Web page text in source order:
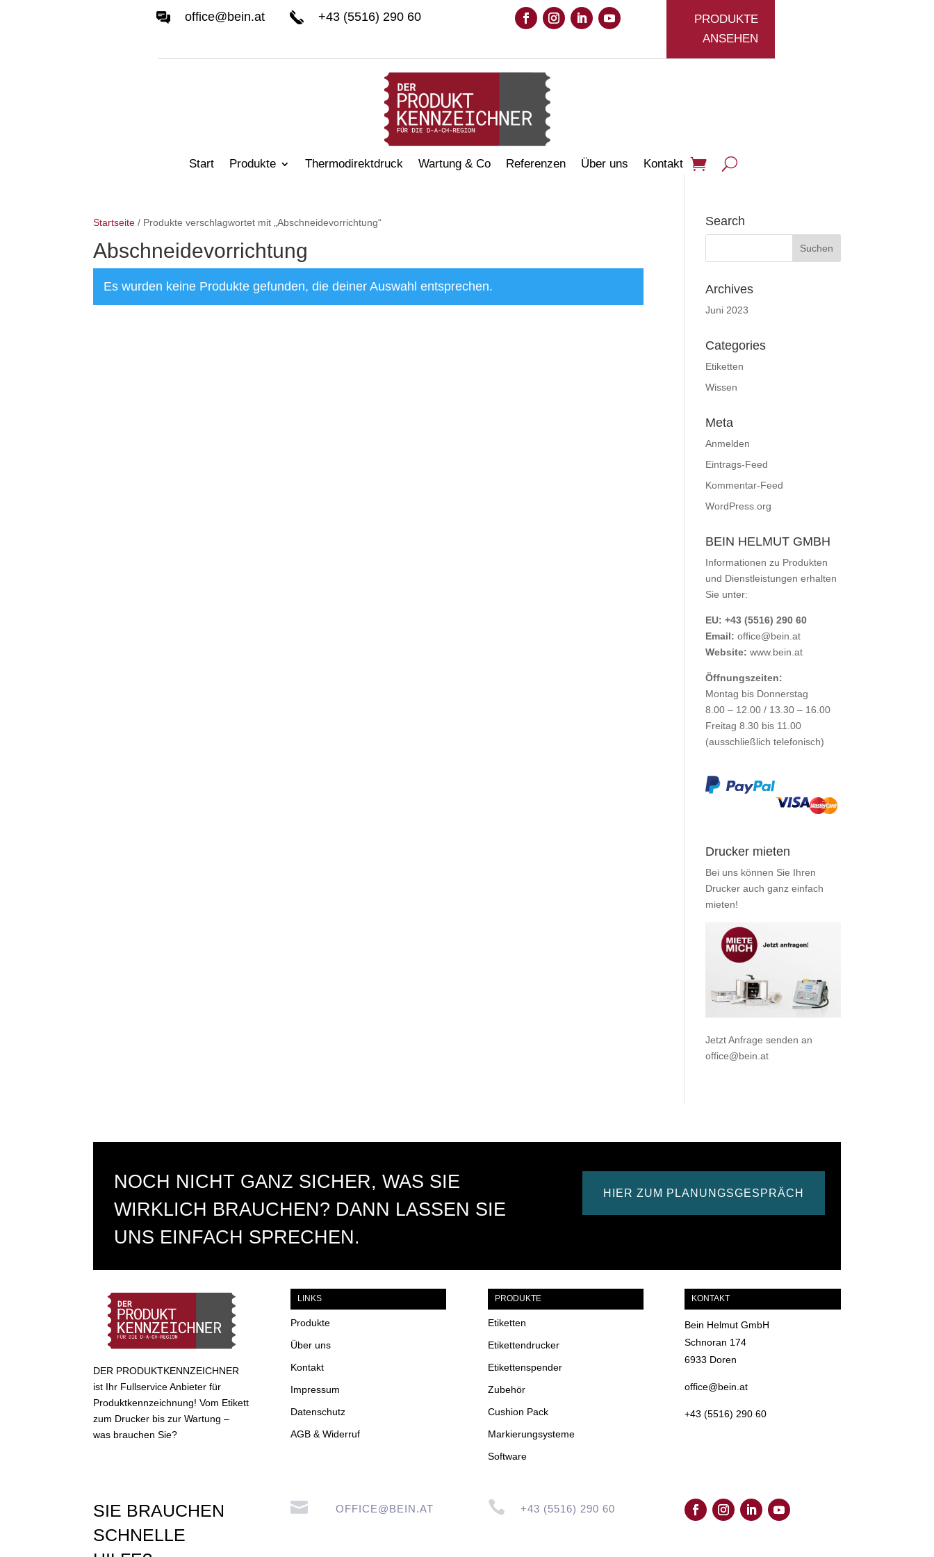
office@bein.at +43 (5516) 290 60
PRODUKTE
ANSEHEN
Start Produkte Thermodirektdruck Wartung & Co Referenzen Über uns Kontakt
Startseite / Produkte verschlagwortet mit „Abschneidevorrichtung“
Abschneidevorrichtung
Es wurden keine Produkte gefunden, die deiner Auswahl entsprechen.
Search
Archives
Juni 2023
Categories
Etiketten
Wissen
Meta
Anmelden
Eintrags-Feed
Kommentar-Feed
WordPress.org
BEIN HELMUT GMBH
Informationen zu Produkten
und Dienstleistungen erhalten
Sie unter:
EU: +43 (5516) 290 60
Email: office@bein.at
Website: www.bein.at
Öffnungszeiten:
Montag bis Donnerstag
8.00 – 12.00 / 13.30 – 16.00
Freitag 8.30 bis 11.00
(ausschließlich telefonisch)
Drucker mieten
Bei uns können Sie Ihren
Drucker auch ganz einfach
mieten!
Jetzt Anfrage senden an
office@bein.at
NOCH NICHT GANZ SICHER, WAS SIE
WIRKLICH BRAUCHEN? DANN LASSEN SIE
UNS EINFACH SPRECHEN.
HIER ZUM PLANUNGSGESPRÄCH
DER PRODUKTKENNZEICHNER
ist Ihr Fullservice Anbieter für
Produktkennzeichnung! Vom Etikett
zum Drucker bis zur Wartung –
was brauchen Sie?
LINKS
Produkte
Über uns
Kontakt
Impressum
Datenschutz
AGB & Widerruf
PRODUKTE
Etiketten
Etikettendrucker
Etikettenspender
Zubehör
Cushion Pack
Markierungsysteme
Software
KONTAKT
Bein Helmut GmbH
Schnoran 174
6933 Doren
office@bein.at
+43 (5516) 290 60
SIE BRAUCHEN
SCHNELLE
 OFFICE@BEIN.AT  +43 (5516) 290 60